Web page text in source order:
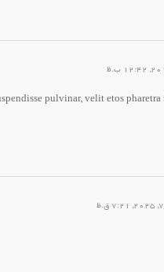
pulvinar, velit etos